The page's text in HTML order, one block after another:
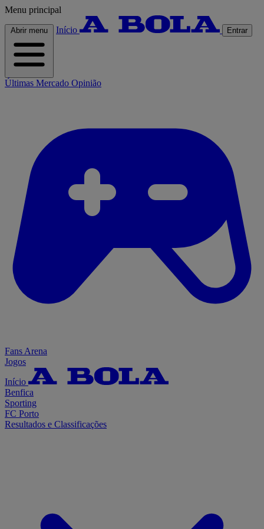
Menu principal
Abrir menu Início Entrar
Últimas Mercado Opinião
Fans Arena
Jogos
Início
Benfica
Sporting
FC Porto
Resultados e Classificações